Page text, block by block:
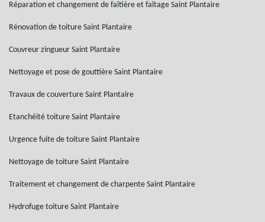
Réparation et changement de faîtière et faîtage Saint Plantaire
Rénovation de toiture Saint Plantaire
Couvreur zingueur Saint Plantaire
Nettoyage et pose de gouttière Saint Plantaire
Travaux de couverture Saint Plantaire
Etanchéité toiture Saint Plantaire
Urgence fuite de toiture Saint Plantaire
Nettoyage de toiture Saint Plantaire
Traitement et changement de charpente Saint Plantaire
Hydrofuge toiture Saint Plantaire